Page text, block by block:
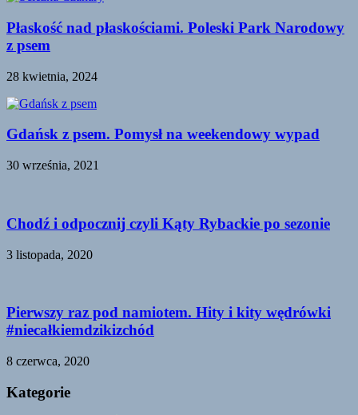
Płaskość nad płaskościami. Poleski Park Narodowy
z psem
28 kwietnia, 2024
Gdańsk z psem. Pomysł na weekendowy wypad
30 września, 2021
Chodź i odpocznij czyli Kąty Rybackie po sezonie
3 listopada, 2020
Pierwszy raz pod namiotem. Hity i kity wędrówki
#niecałkiemdzikizchód
8 czerwca, 2020
Kategorie